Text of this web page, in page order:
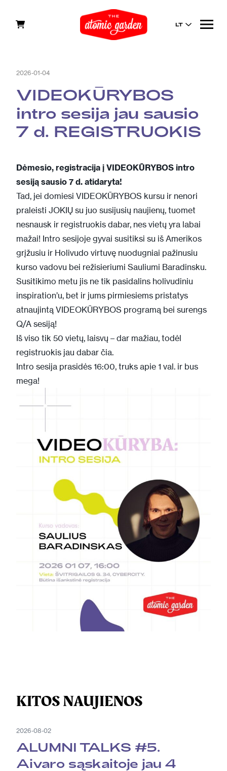
LT
2026-01-04
VIDEOKŪRYBOS
intro sesija jau sausio
7 d. REGISTRUOKIS
Dėmesio, registracija į VIDEOKŪRYBOS intro
sesiją sausio 7 d. atidaryta!
Tad, jei domiesi VIDEOKŪRYBOS kursu ir nenori
praleisti JOKIŲ su juo susijusių naujienų, tuomet
nesnausk ir registruokis dabar, nes vietų yra labai
mažai! Intro sesijoje gyvai susitiksi su iš Amerikos
grįžusiu ir Holivudo virtuvę nuodugniai pažinusiu
kurso vadovu bei režisieriumi Sauliumi Baradinsku.
Susitikimo metu jis ne tik pasidalins holivudiniu
inspiration’u, bet ir jums pirmiesiems pristatys
atnaujintą VIDEOKŪRYBOS programą bei surengs
Q/A sesiją!
Iš viso tik 50 vietų, laisvų – dar mažiau, todėl
registruokis jau dabar čia.
Intro sesija prasidės 16:00, truks apie 1 val. ir bus
mega!
KITOS NAUJIENOS
2026-08-02
ALUMNI TALKS #5.
Aivaro sąskaitoje jau 4